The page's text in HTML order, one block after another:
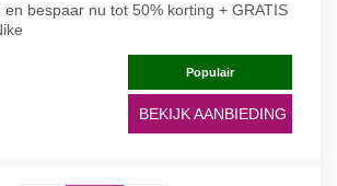
en bespaar nu tot 50% korting + GRATIS
Populair
BEKIJK AANBIEDING